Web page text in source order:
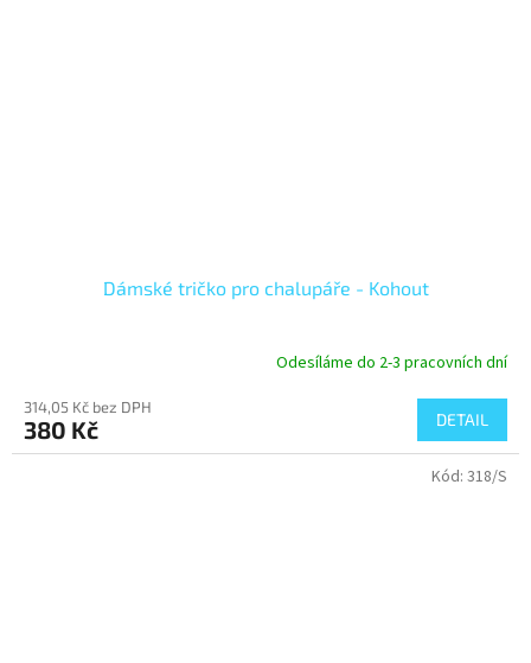
Dámské tričko pro chalupáře - Kohout
Odesíláme do 2-3 pracovních dní
314,05 Kč bez DPH
380 Kč DETAIL
Kód: 318/S